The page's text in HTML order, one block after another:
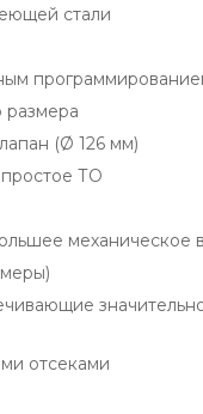
стали
(Ø 126 мм)
ТО
механическое
отсеками